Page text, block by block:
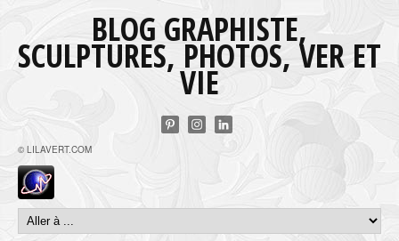
BLOG GRAPHISTE,
SCULPTURES, PHOTOS, VER ET
VIE
© LILAVERT.COM